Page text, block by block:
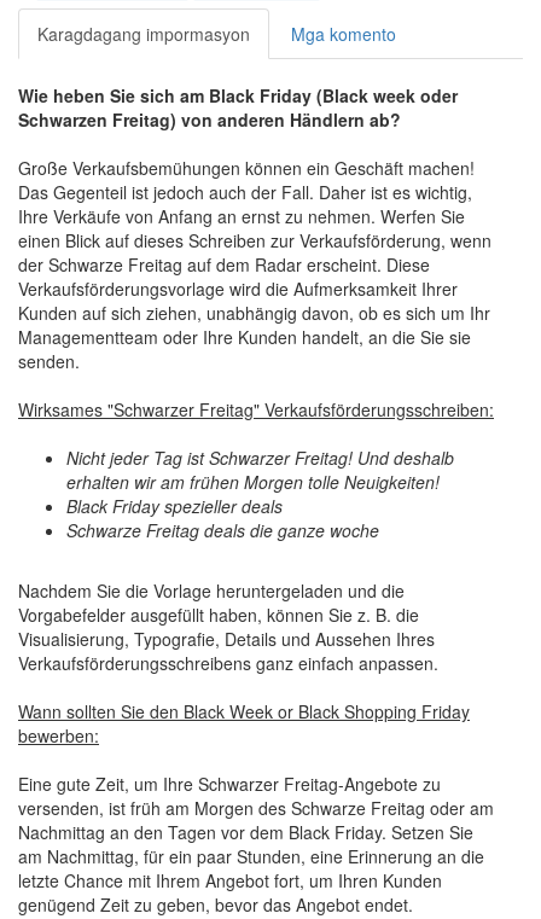
Karagdagang impormasyon Mga komento
Wie heben Sie sich am Black Friday (Black week oder
Schwarzen Freitag) von anderen Händlern ab?
Große Verkaufsbemühungen können ein Geschäft machen!
Das Gegenteil ist jedoch auch der Fall. Daher ist es wichtig,
Ihre Verkäufe von Anfang an ernst zu nehmen. Werfen Sie
einen Blick auf dieses Schreiben zur Verkaufsförderung, wenn
der Schwarze Freitag auf dem Radar erscheint. Diese
Verkaufsförderungsvorlage wird die Aufmerksamkeit Ihrer
Kunden auf sich ziehen, unabhängig davon, ob es sich um Ihr
Managementteam oder Ihre Kunden handelt, an die Sie sie
senden.
Wirksames "Schwarzer Freitag" Verkaufsförderungsschreiben:
Nicht jeder Tag ist Schwarzer Freitag! Und deshalb
erhalten wir am frühen Morgen tolle Neuigkeiten!
Black Friday spezieller deals
Schwarze Freitag deals die ganze woche
Nachdem Sie die Vorlage heruntergeladen und die
Vorgabefelder ausgefüllt haben, können Sie z. B. die
Visualisierung, Typografie, Details und Aussehen Ihres
Verkaufsförderungsschreibens ganz einfach anpassen.
Wann sollten Sie den Black Week or Black Shopping Friday
bewerben:
Eine gute Zeit, um Ihre Schwarzer Freitag-Angebote zu
versenden, ist früh am Morgen des Schwarze Freitag oder am
Nachmittag an den Tagen vor dem Black Friday. Setzen Sie
am Nachmittag, für ein paar Stunden, eine Erinnerung an die
letzte Chance mit Ihrem Angebot fort, um Ihren Kunden
genügend Zeit zu geben, bevor das Angebot endet.